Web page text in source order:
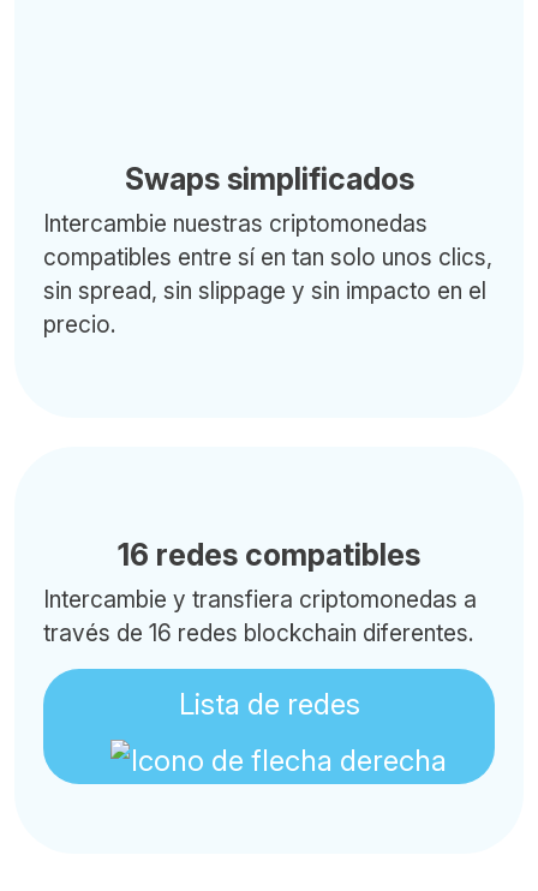
Swaps simplificados
Intercambie nuestras criptomonedas
compatibles entre sí en tan solo unos clics,
sin spread, sin slippage y sin impacto en el
precio.
16 redes compatibles
Intercambie y transfiera criptomonedas a
través de 16 redes blockchain diferentes.
Lista de redes